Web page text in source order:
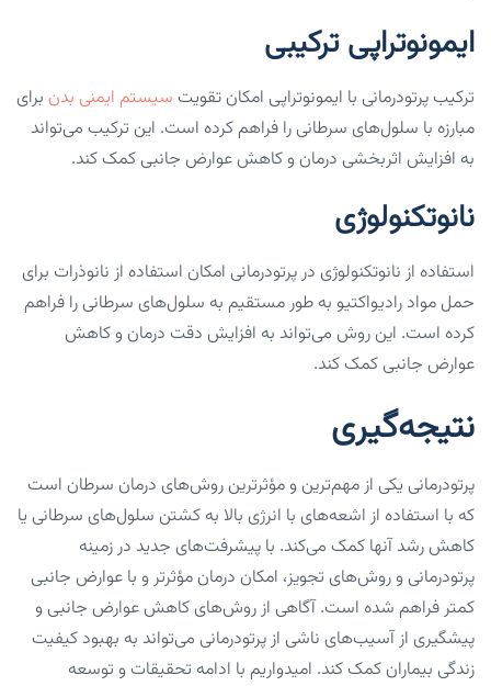
ایمونوتراپی ترکیبی
ترکیب پرتودرمانی با ایمونوتراپی امکان تقویت سیستم ایمنی بدن برای
مبارزه با سلول‌های سرطانی را فراهم کرده است. این ترکیب می‌تواند
به افزایش اثربخشی درمان و کاهش عوارض جانبی کمک کند.
نانوتکنولوژی
استفاده از نانوتکنولوژی در پرتودرمانی امکان استفاده از نانوذرات برای
حمل مواد رادیواکتیو به طور مستقیم به سلول‌های سرطانی را فراهم
کرده است. این روش می‌تواند به افزایش دقت درمان و کاهش
عوارض جانبی کمک کند.
نتیجه‌گیری
پرتودرمانی یکی از مهم‌ترین و مؤثرترین روش‌های درمان سرطان است
که با استفاده از اشعه‌های با انرژی بالا به کشتن سلول‌های سرطانی یا
کاهش رشد آنها کمک می‌کند. با پیشرفت‌های جدید در زمینه
پرتودرمانی و روش‌های تجویز، امکان درمان مؤثرتر و با عوارض جانبی
کمتر فراهم شده است. آگاهی از روش‌های کاهش عوارض جانبی و
پیشگیری از آسیب‌های ناشی از پرتودرمانی می‌تواند به بهبود کیفیت
زندگی بیماران کمک کند. امیدواریم با ادامه تحقیقات و توسعه